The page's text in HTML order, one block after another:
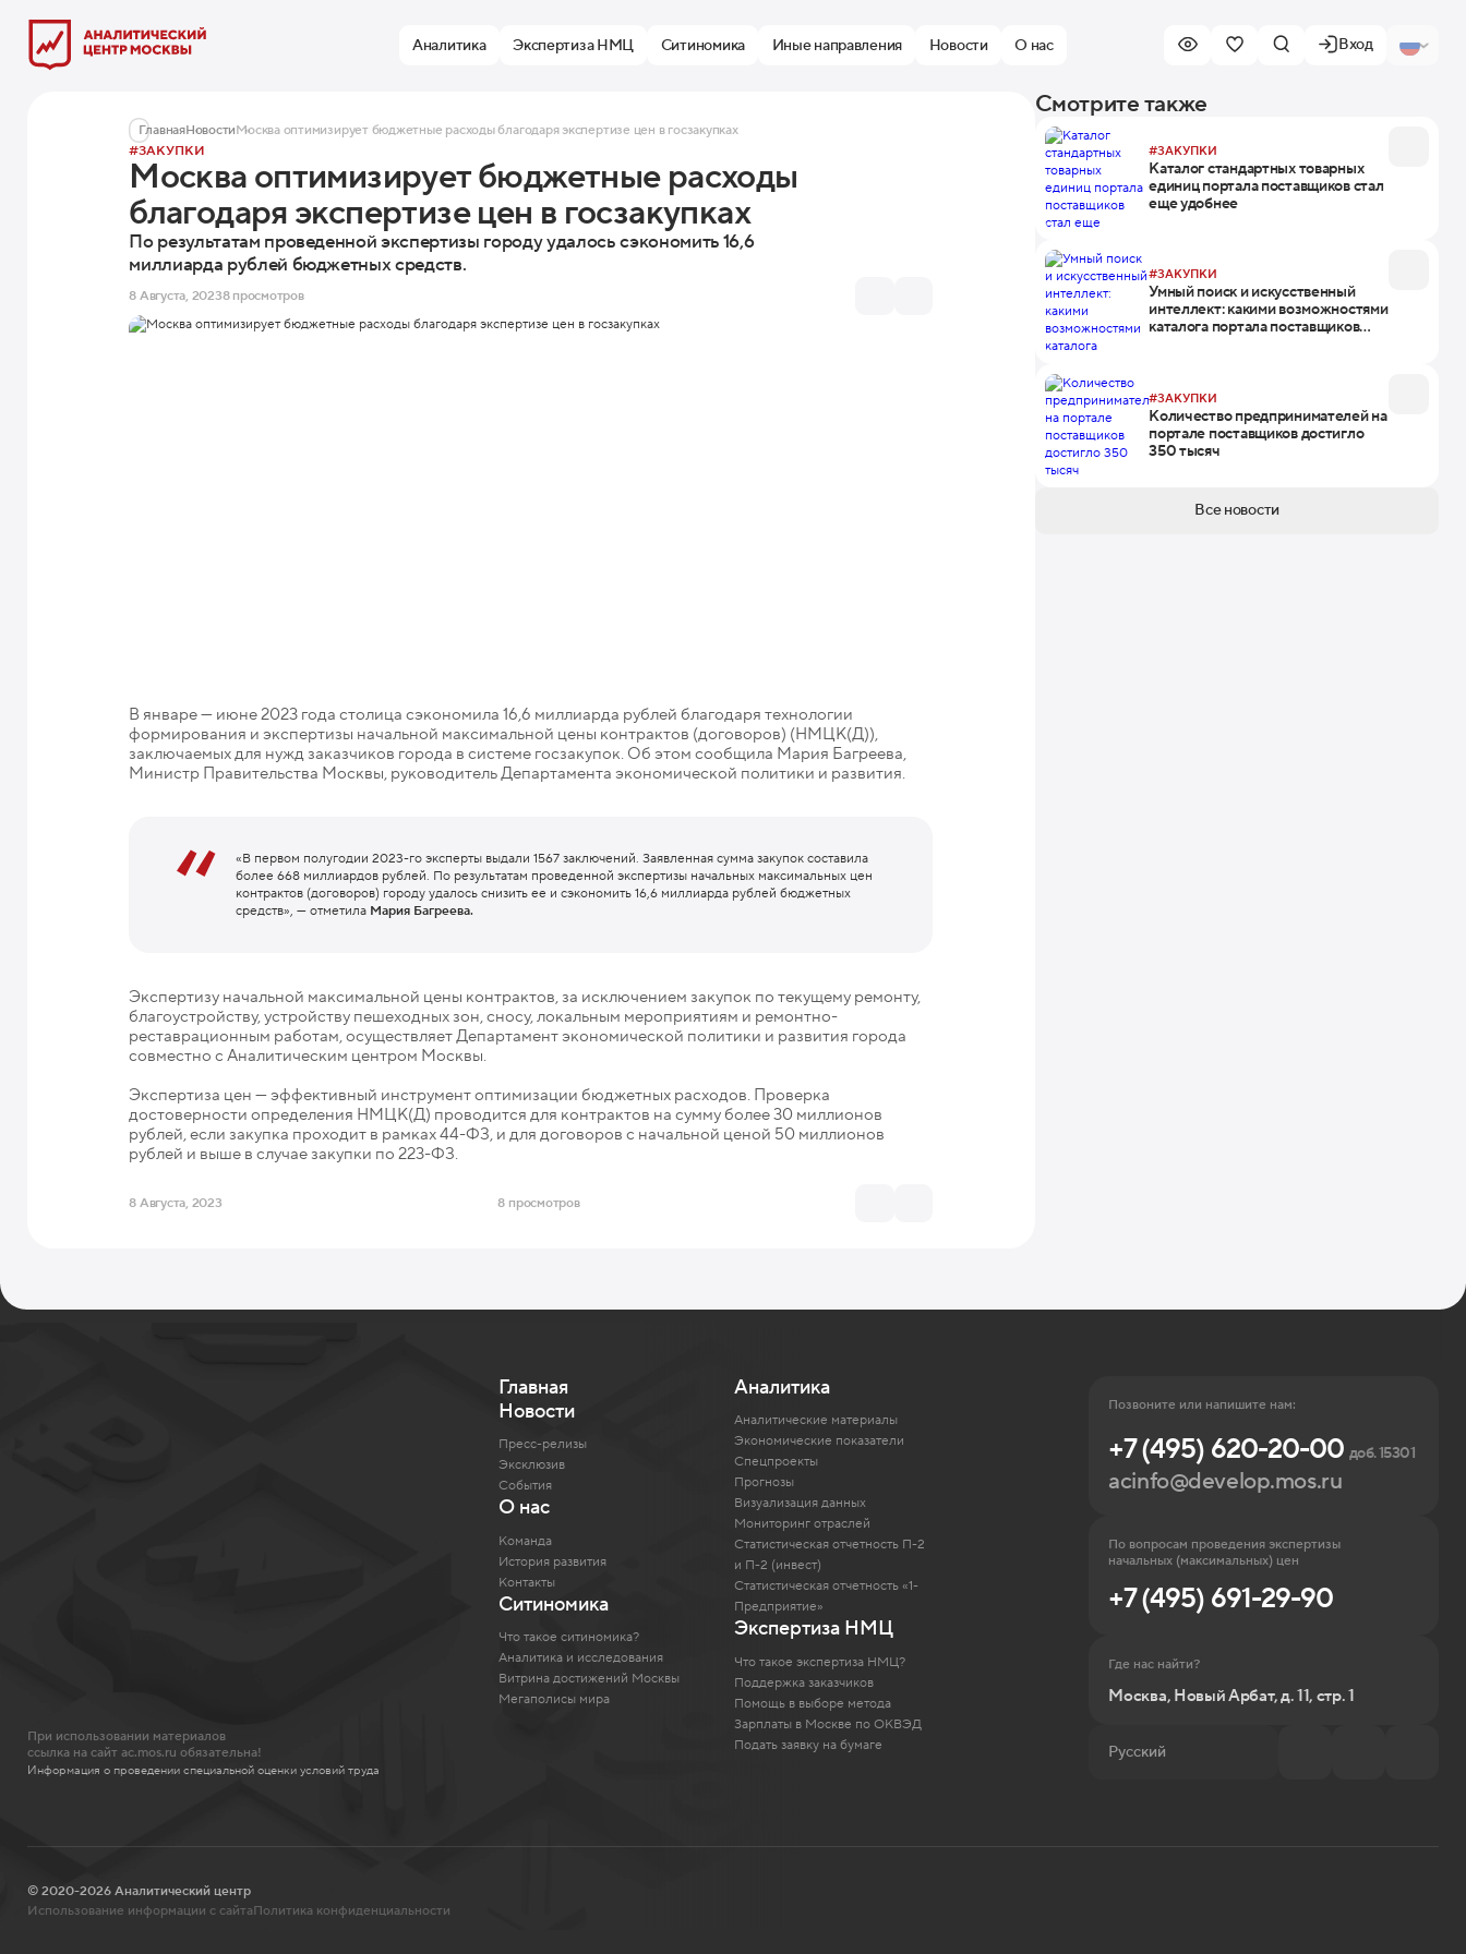
Аналитика Экспертиза НМЦ Ситиномика Иные направления Новости О нас Вход
ГлавнаяНовостиМосква оптимизирует бюджетные расходы благодаря экспертизе цен в госзакупках
#ЗАКУПКИ
Москва оптимизирует бюджетные расходы
благодаря экспертизе цен в госзакупках
По результатам проведенной экспертизы городу удалось сэкономить 16,6
миллиарда рублей бюджетных средств.
8 Августа, 20238 просмотров
В январе — июне 2023 года столица сэкономила 16,6 миллиарда рублей благодаря технологии
формирования и экспертизы начальной максимальной цены контрактов (договоров) (НМЦК(Д)),
заключаемых для нужд заказчиков города в системе госзакупок. Об этом сообщила Мария Багреева,
Министр Правительства Москвы, руководитель Департамента экономической политики и развития.
«В первом полугодии 2023-го эксперты выдали 1567 заключений. Заявленная сумма закупок составила
более 668 миллиардов рублей. По результатам проведенной экспертизы начальных максимальных цен
контрактов (договоров) городу удалось снизить ее и сэкономить 16,6 миллиарда рублей бюджетных
средств», — отметила Мария Багреева.
Экспертизу начальной максимальной цены контрактов, за исключением закупок по текущему ремонту,
благоустройству, устройству пешеходных зон, сносу, локальным мероприятиям и ремонтно-
реставрационным работам, осуществляет Департамент экономической политики и развития города
совместно с Аналитическим центром Москвы.
Экспертиза цен — эффективный инструмент оптимизации бюджетных расходов. Проверка
достоверности определения НМЦК(Д) проводится для контрактов на сумму более 30 миллионов
рублей, если закупка проходит в рамках 44-ФЗ, и для договоров с начальной ценой 50 миллионов
рублей и выше в случае закупки по 223-ФЗ.
8 Августа, 2023 8 просмотров
Смотрите также
#ЗАКУПКИ
Каталог стандартных товарных
единиц портала поставщиков стал
еще удобнее
#ЗАКУПКИ
Умный поиск и искусственный
интеллект: какими возможностями
каталога портала поставщиков
#ЗАКУПКИ
Количество предпринимателей на
портале поставщиков достигло
350 тысяч
Все новости
При использовании материалов
ссылка на сайт ac.mos.ru обязательна!
Информация о проведении специальной оценки условий труда
Главная
Новости
Пресс-релизы
Эксклюзив
События
О нас
Команда
История развития
Контакты
Ситиномика
Что такое ситиномика?
Аналитика и исследования
Витрина достижений Москвы
Мегаполисы мира
Аналитика
Аналитические материалы
Экономические показатели
Спецпроекты
Прогнозы
Визуализация данных
Мониторинг отраслей
Статистическая отчетность П-2
и П-2 (инвест)
Статистическая отчетность «1-
Предприятие»
Экспертиза НМЦ
Что такое экспертиза НМЦ?
Поддержка заказчиков
Помощь в выборе метода
Зарплаты в Москве по ОКВЭД
Подать заявку на бумаге
Позвоните или напишите нам:
+7 (495) 620-20-00 доб. 15301
acinfo@develop.mos.ru
По вопросам проведения экспертизы
начальных (максимальных) цен
+7 (495) 691-29-90
Где нас найти?
Москва, Новый Арбат, д. 11, стр. 1
Русский
© 2020-2026 Аналитический центр
Использование информации с сайтаПолитика конфиденциальности